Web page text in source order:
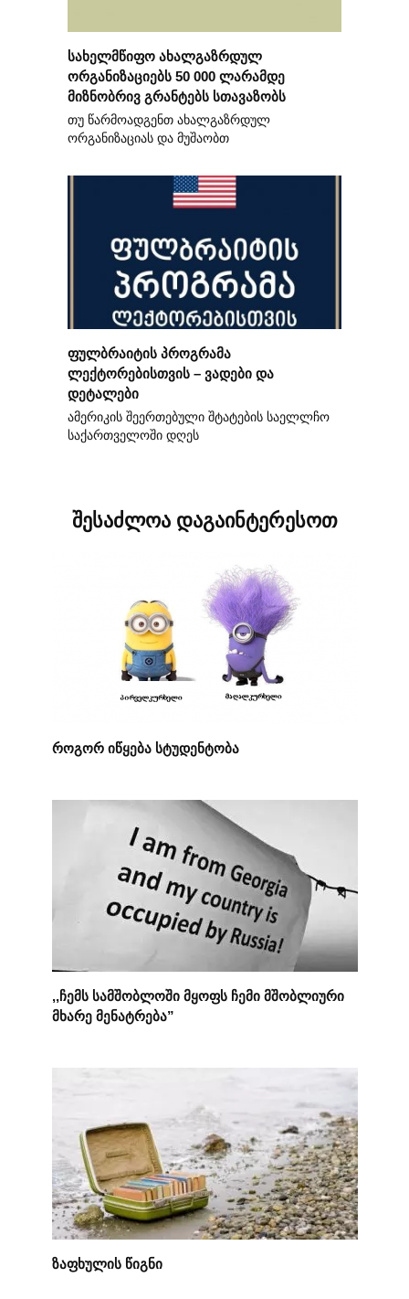
სახელმწიფო ახალგაზრდულ
ორგანიზაციებს 50 000 ლარამდე
მიზნობრივ გრანტებს სთავაზობს
თუ წარმოადგენთ ახალგაზრდულ
ორგანიზაციას და მუშაობთ
ფულბრაიტის პროგრამა
ლექტორებისთვის – ვადები და
დეტალები
ამერიკის შეერთებული შტატების საელლჩო
საქართველოში დღეს
შესაძლოა დაგაინტერესოთ
როგორ იწყება სტუდენტობა
,,ჩემს სამშობლოში მყოფს ჩემი მშობლიური
მხარე მენატრება”
ზაფხულის წიგნი